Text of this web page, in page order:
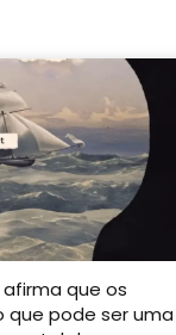
que os
pode ser uma